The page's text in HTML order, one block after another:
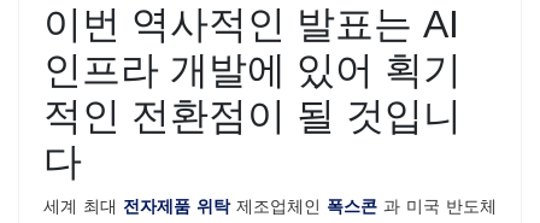
이번 역사적인 발표는 AI
인프라 개발에 있어 획기
적인 전환점이 될 것입니
다
세계 최대 전자제품 위탁제조업체인 폭스콘 과 미국 반도체